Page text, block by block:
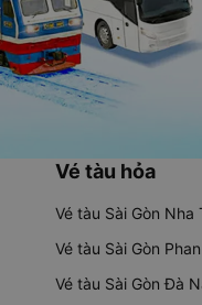
Vé tàu hỏa
Vé tàu Sài Gòn Nha
Vé tàu Sài Gòn
Vé tàu Sài Gòn Đà